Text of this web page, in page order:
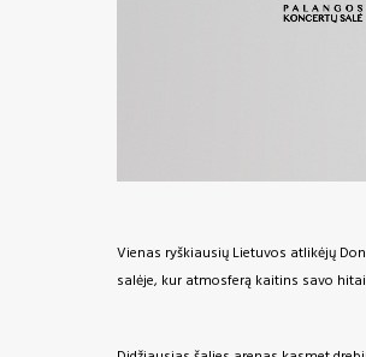
Vienas ryškiausių Lietuvos atlikėjų
salėje, kur atmosferą kaitins savo